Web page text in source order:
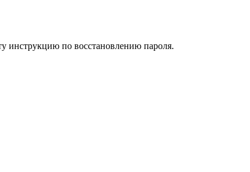
инструкцию по восстановлению пароля.